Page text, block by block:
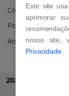
Contato
Política de
Anuncie
2026 © Grupo
Este site
aprimorar
nosso site,
Privacidade.